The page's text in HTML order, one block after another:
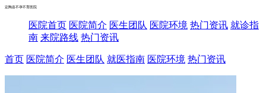
定陶县不孕不育医院
医院首页 医院简介 医生团队 医院环境 热门资讯 就诊指
南 来院路线 热门资讯
首页 医院简介 医生团队 就医指南 医院环境 热门资讯